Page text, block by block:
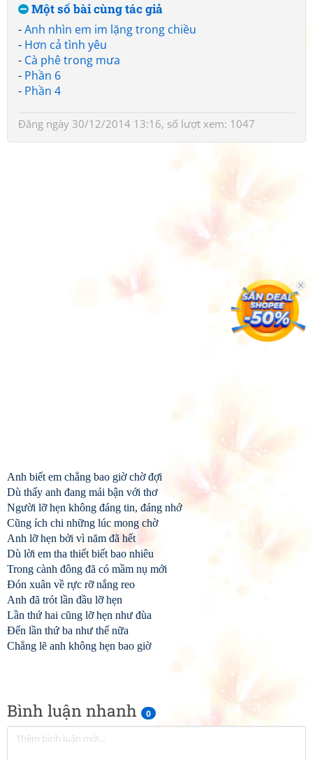
Bình luận nhanh 0
Một số bài cùng tác giả
-Anh nhìn em im lặng trong chiều
- Hơn cả tình yêu
- Cà phê trong mưa
- Phần 6
- Phần 4
Đăng ngày 30/12/2014 13:16, số lượt xem: 1047
Anh biết em chẳng bao giờ chờ đợi
Dù thấy anh đang mải bận với thơ
Người lỡ hẹn không đáng tin, đáng nhớ
Cũng ích chi những lúc mong chờ
Anh lỡ hẹn bởi vì năm đã hết
Dù lời em tha thiết biết bao nhiêu
Trong cành đông đã có mầm nụ mới
Đón xuân về rực rỡ nắng reo
Anh đã trót lần đầu lỡ hẹn
Lần thứ hai cũng lỡ hẹn như đùa
Đến lần thứ ba như thế nữa
Chẳng lẽ anh không hẹn bao giờ